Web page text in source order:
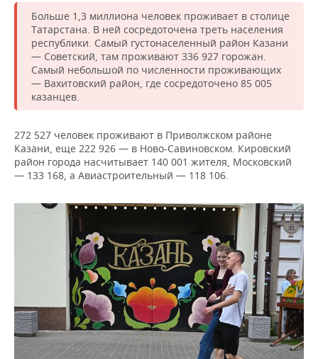
Больше 1,3 миллиона человек проживает в столице
Татарстана. В ней сосредоточена треть населения
республики. Самый густонаселенный район Казани
— Советский, там проживают 336 927 горожан.
Самый небольшой по численности проживающих
— Вахитовский район, где сосредоточено 85 005
казанцев.
272 527 человек проживают в Приволжском районе
Казани, еще 222 926 — в Ново-Савиновском. Кировский
район города насчитывает 140 001 жителя, Московский
— 133 168, а Авиастроительный — 118 106.